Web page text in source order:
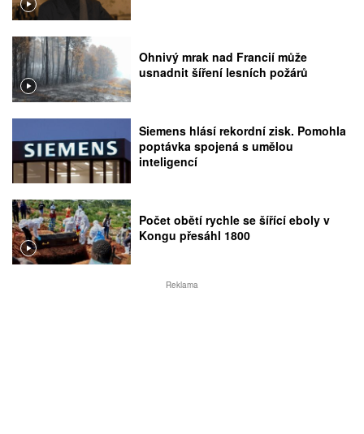
Ohnivý mrak nad Francií může
usnadnit šíření lesních požárů
Siemens hlásí rekordní zisk. Pomohla
poptávka spojená s umělou
inteligencí
Počet obětí rychle se šířící eboly v
Kongu přesáhl 1800
Reklama